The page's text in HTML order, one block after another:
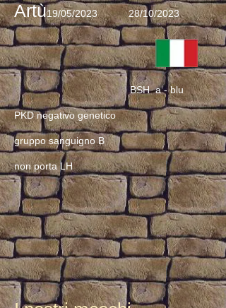
Artù19/05/202328/10/2023
BSH a - blu
PKD negativo genetico
gruppo sanguigno B
non porta LH